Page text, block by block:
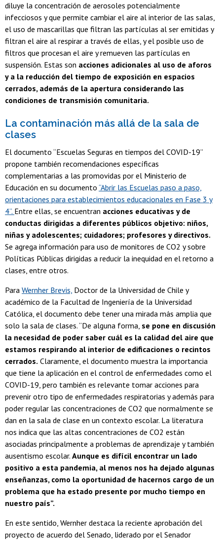
diluye la concentración de aerosoles potencialmente
infecciosos y que permite cambiar el aire al interior de las salas,
el uso de mascarillas que filtran las partículas al ser emitidas y
filtran el aire al respirar a través de ellas, y el posible uso de
filtros que procesan el aire y remueven las partículas en
suspensión. Estas son acciones adicionales al uso de aforos
y a la reducción del tiempo de exposición en espacios
cerrados, además de la apertura considerando las
condiciones de transmisión comunitaria.
La contaminación más allá de la sala de
clases
El documento “Escuelas Seguras en tiempos del COVID-19”
propone también recomendaciones específicas
complementarias a las promovidas por el Ministerio de
Educación en su documento “Abrir las Escuelas paso a paso,
orientaciones para establecimientos educacionales en Fase 3 y
4”. Entre ellas, se encuentran acciones educativas y de
conductas dirigidas a diferentes públicos objetivo: niños,
niñas y adolescentes; cuidadores; profesores y directivos.
Se agrega información para uso de monitores de CO2 y sobre
Políticas Públicas dirigidas a reducir la inequidad en el retorno a
clases, entre otros.
Para Wernher Brevis, Doctor de la Universidad de Chile y
académico de la Facultad de Ingeniería de la Universidad
Católica, el documento debe tener una mirada más amplia que
solo la sala de clases. “De alguna forma, se pone en discusión
la necesidad de poder saber cuál es la calidad del aire que
estamos respirando al interior de edificaciones o recintos
cerrados. Claramente, el documento muestra la importancia
que tiene la aplicación en el control de enfermedades como el
COVID-19, pero también es relevante tomar acciones para
prevenir otro tipo de enfermedades respiratorias y además para
poder regular las concentraciones de CO2 que normalmente se
dan en la sala de clase en un contexto escolar. La literatura
nos indica que las altas concentraciones de CO2 están
asociadas principalmente a problemas de aprendizaje y también
ausentismo escolar. Aunque es difícil encontrar un lado
positivo a esta pandemia, al menos nos ha dejado algunas
enseñanzas, como la oportunidad de hacernos cargo de un
problema que ha estado presente por mucho tiempo en
nuestro país”.
En este sentido, Wernher destaca la reciente aprobación del
proyecto de acuerdo del Senado, liderado por el Senador